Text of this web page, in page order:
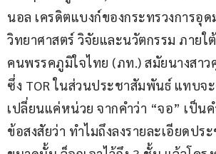
นอล เครดิตแบงก์ของกระทรวงการอุ
วิทยาศาสตร์ วิจัยและนวัตกรรม ภายใ
คนพรรคภูมิใจไทย (ภท.) สมัยนางสา
ซึ่ง TOR ในส่วนประชาสัมพันธ์ แทบจ
เปลี่ยนแค่หน่วย จากคำว่า “จอ” เป็นค
ข้อสงสัยว่า ทำไมถึงลงรายละเอียดปร